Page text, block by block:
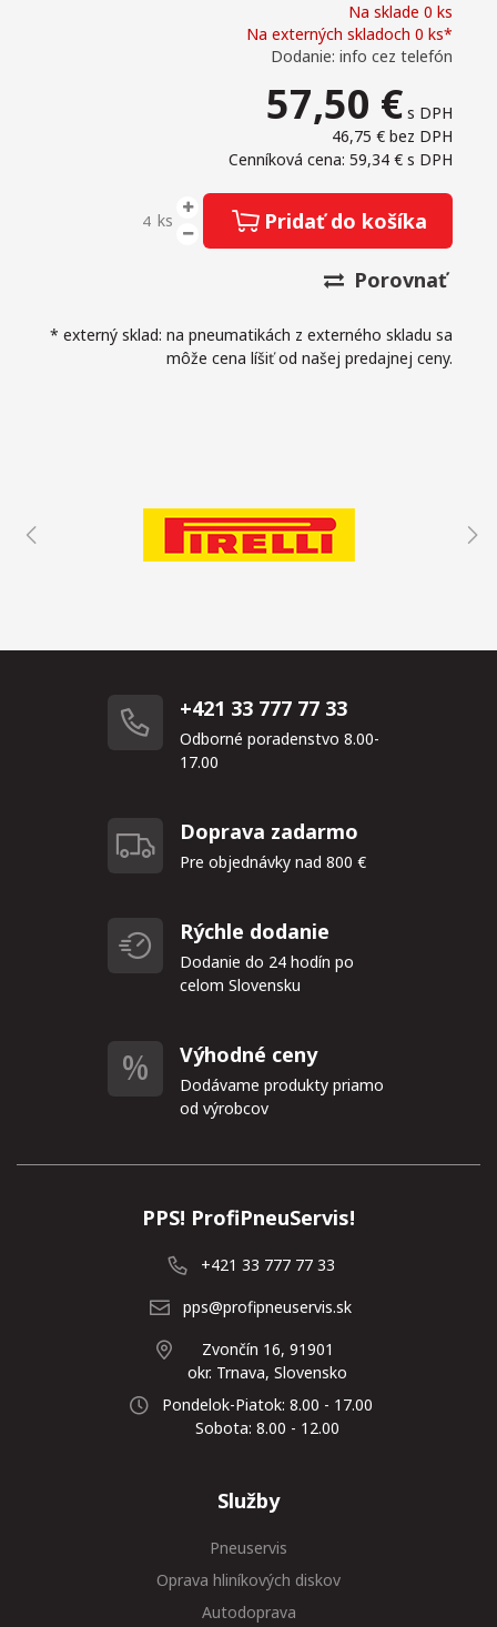
Na sklade 0 ks
Na externých skladoch 0 ks*
Dodanie: info cez telefón
57,50 € s DPH
46,75 € bez DPH
Cenníková cena: 59,34 € s DPH
ks Pridať do košíka
Porovnať
* externý sklad: na pneumatikách z externého skladu sa
môže cena líšiť od našej predajnej ceny.
+421 33 777 77 33
Odborné poradenstvo 8.00-
17.00
Doprava zadarmo
Pre objednávky nad 800 €
Rýchle dodanie
Dodanie do 24 hodín po
celom Slovensku
Výhodné ceny
Dodávame produkty priamo
od výrobcov
PPS! ProfiPneuServis!
+421 33 777 77 33
pps@profipneuservis.sk
Zvončín 16, 91901
okr. Trnava, Slovensko
Pondelok-Piatok: 8.00 - 17.00
Sobota: 8.00 - 12.00
Služby
Pneuservis
Oprava hliníkových diskov
Autodoprava